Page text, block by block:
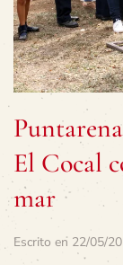
El Cocal
mar
Escrito en 22/05/